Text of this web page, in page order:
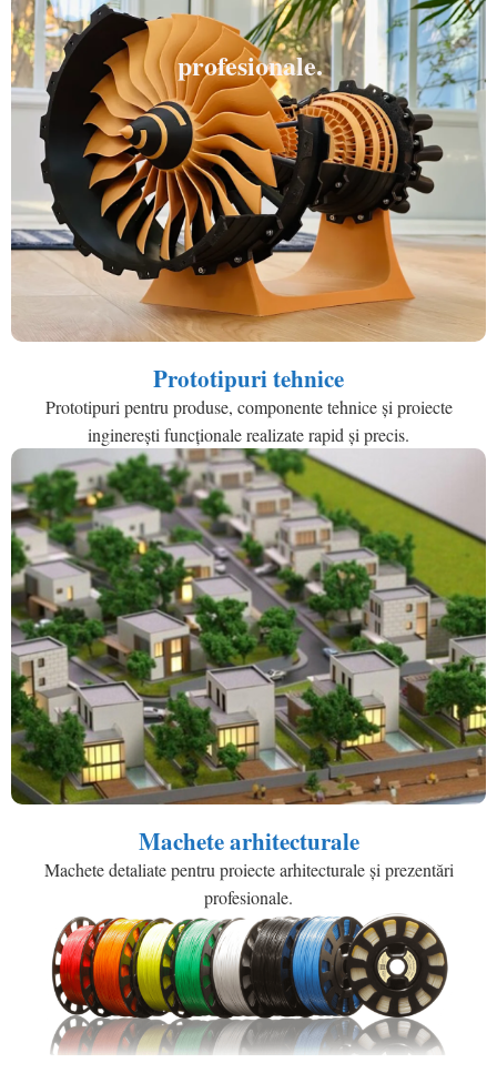
profesionale.
Prototipuri tehnice
Prototipuri pentru produse, componente tehnice și proiecte
inginerești funcționale realizate rapid și precis.
Machete arhitecturale
Machete detaliate pentru proiecte arhitecturale și prezentări
profesionale.